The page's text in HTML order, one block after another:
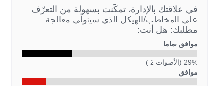
في علاقتك بالإدارة، تمكّنت بسهولة من التعرّف
على المخاطب/الهيكل الذي سيتولّى معالجة
مطلبك: هل أنت:
موافق تماما
29% (الأصوات 2 )
موافق